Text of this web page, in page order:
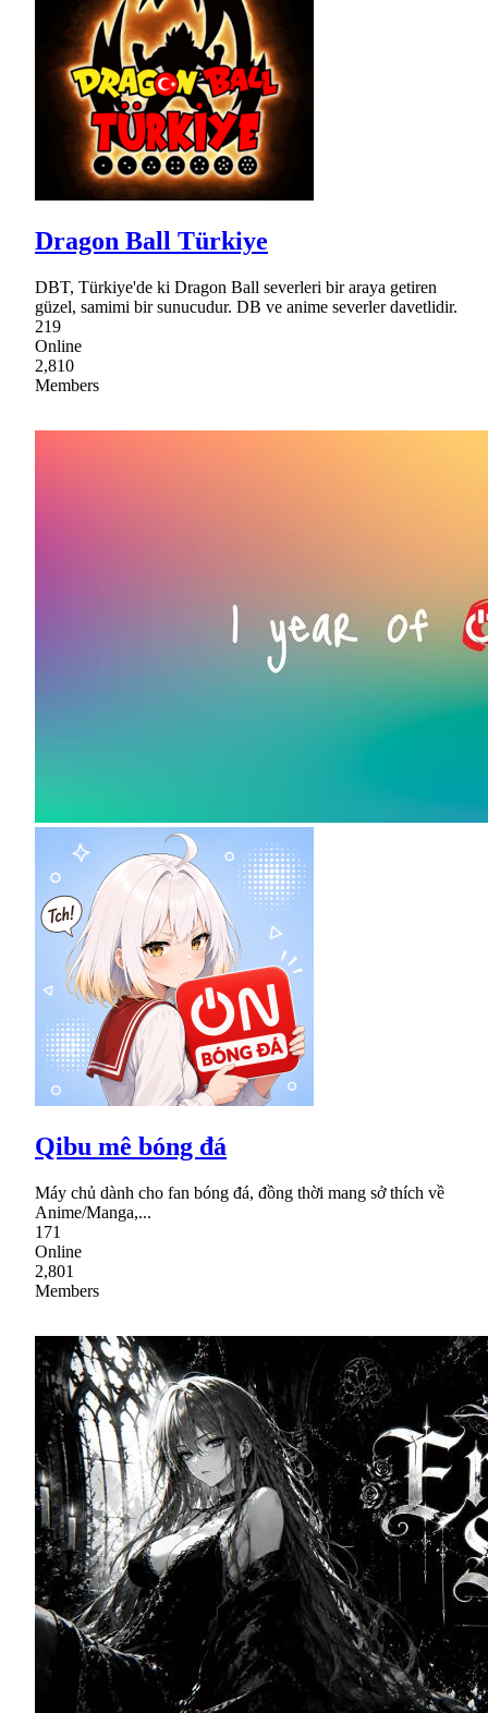
Dragon Ball Türkiye
DBT, Türkiye'de ki Dragon Ball severleri bir araya getiren
güzel, samimi bir sunucudur. DB ve anime severler davetlidir.
219
Online
2,810
Members
Qibu mê bóng đá
Máy chủ dành cho fan bóng đá, đồng thời mang sở thích về
Anime/Manga,...
171
Online
2,801
Members